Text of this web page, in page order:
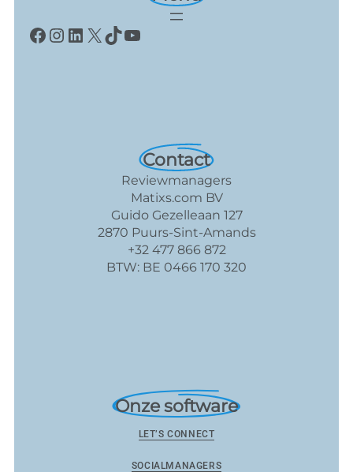
Facebook
Instagram
LinkedIn
X TikTok
YouTube
Contact
Reviewmanagers
Matixs.com BV
Guido Gezelleaan 127
2870 Puurs-Sint-Amands
+32 477 866 872
BTW: BE 0466 170 320
Onze software
LET’S CONNECT
SOCIALMANAGERS